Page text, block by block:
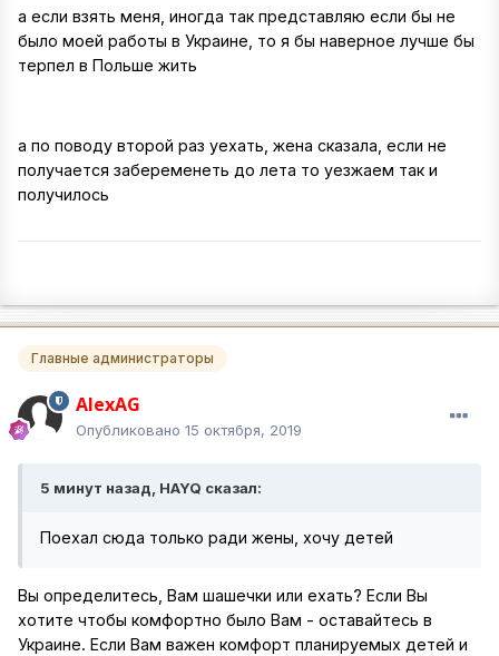
а если взять меня, иногда так представляю если бы не
было моей работы в Украине, то я бы наверное лучше бы
терпел в Польше жить
а по поводу второй раз уехать, жена сказала, если не
получается забеременеть до лета то уезжаем так и
получилось
Главные администраторы
AlexAG
Опубликовано 15 октября, 2019
5 минут назад, HAYQ сказал:
Поехал сюда только ради жены, хочу детей
Вы определитесь, Вам шашечки или ехать? Если Вы
хотите чтобы комфортно было Вам - оставайтесь в
Украине. Если Вам важен комфорт планируемых детей и